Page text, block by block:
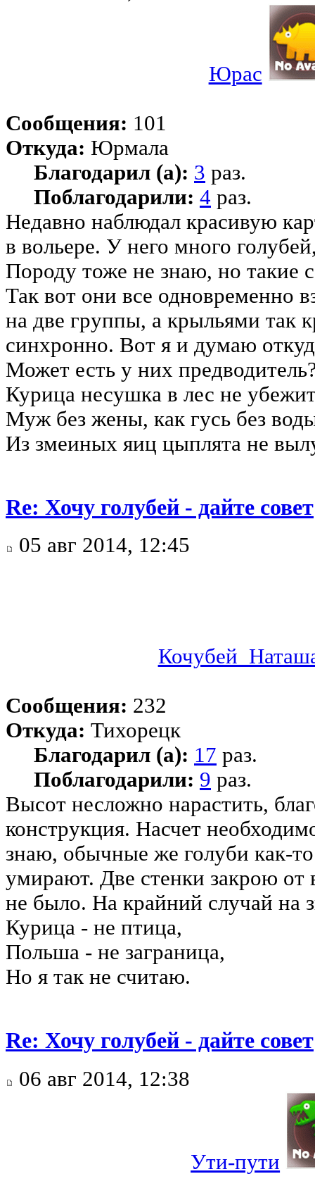
Юрас
Сообщения: 101
Откуда: Юрмала
Благодарил (а): 3 раз.
Поблагодарили: 4 раз.
Недавно наблюдал красивую
в вольере. У него много
Породу тоже не знаю, но такие
Так вот они все одновременно
на две группы, а крыльями так
синхронно. Вот я и думаю
Может есть у них
Курица несушка в лес не
Муж без жены, как гусь без
Из змеиных яиц цыплята не
Re: Хочу голубей - дайте совет
05 авг 2014, 12:45
Сообщения: 232
Откуда: Тихорецк
Благодарил (а): 17 раз.
Поблагодарили: 9 раз.
Высот несложно нарастить,
конструкция. Насчет
знаю, обычные же голуби как-
умирают. Две стенки закрою от
не было. На крайний случай на
Курица - не птица,
Польша - не заграница,
Но я так не считаю.
Re: Хочу голубей - дайте совет
06 авг 2014, 12:38
Ути-пути